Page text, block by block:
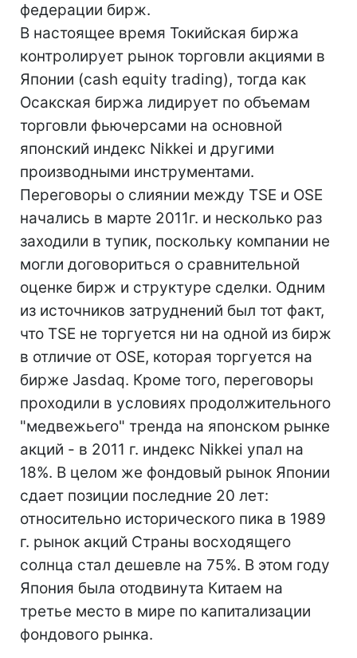
федерации бирж.
В настоящее время Токийская биржа
контролирует рынок торговли акциями в
Японии (cash equity trading), тогда как
Осакская биржа лидирует по объемам
торговли фьючерсами на основной
японский индекс Nikkei и другими
производными инструментами.
Переговоры о слиянии между TSE и OSE
начались в марте 2011г. и несколько раз
заходили в тупик, поскольку компании не
могли договориться о сравнительной
оценке бирж и структуре сделки. Одним
из источников затруднений был тот факт,
что TSE не торгуется ни на одной из бирж
в отличие от OSE, которая торгуется на
бирже Jasdaq. Кроме того, переговоры
проходили в условиях продолжительного
"медвежьего" тренда на японском рынке
акций - в 2011 г. индекс Nikkei упал на
18%. В целом же фондовый рынок Японии
сдает позиции последние 20 лет:
относительно исторического пика в 1989
г. рынок акций Страны восходящего
солнца стал дешевле на 75%. В этом году
Япония была отодвинута Китаем на
третье место в мире по капитализации
фондового рынка.